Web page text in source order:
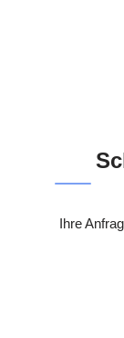
Ihre